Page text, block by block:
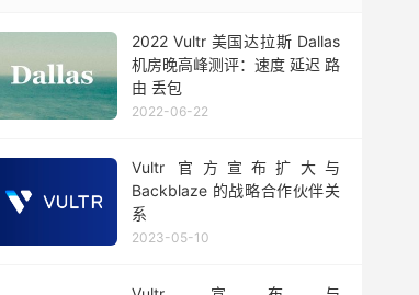
2022 Vultr 美国达拉斯 Dallas
机房晚高峰测评：速度 延迟 路
由 丢包
2022-06-22
Vultr 官方宣布扩大与
Backblaze 的战略合作伙伴关
系
2023-05-10